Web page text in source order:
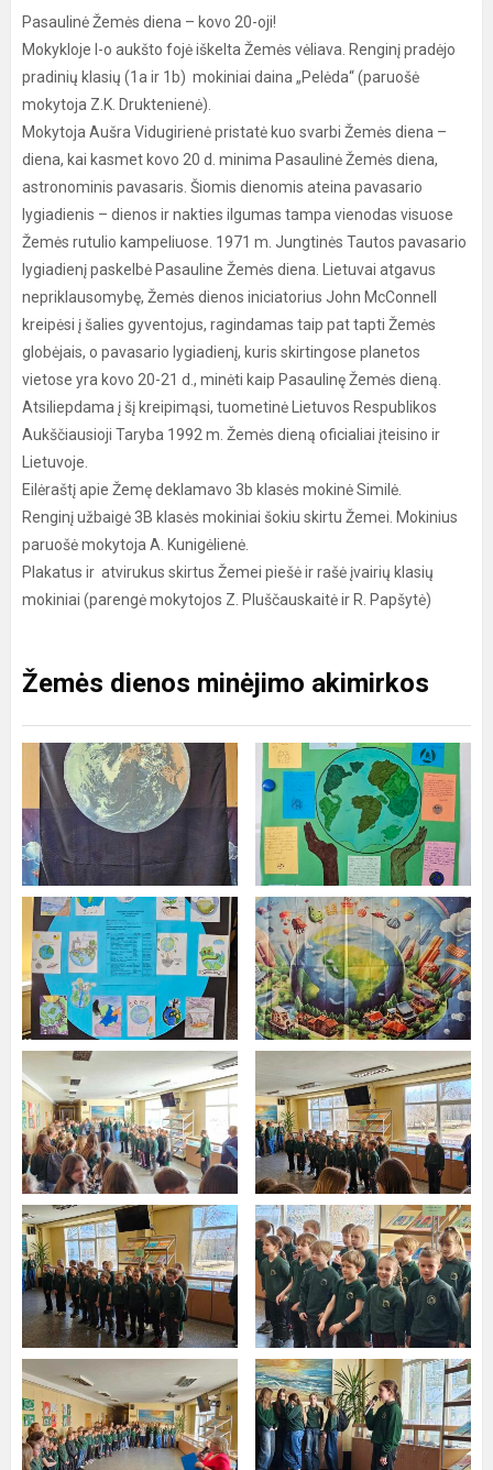
Pasaulinė Žemės diena – kovo 20-oji!
Mokykloje I-o aukšto fojė iškelta Žemės vėliava. Renginį pradėjo
pradinių klasių (1a ir 1b) mokiniai daina „Pelėda“ (paruošė
mokytoja Z.K. Druktenienė).
Mokytoja Aušra Vidugirienė pristatė kuo svarbi Žemės diena –
diena, kai kasmet kovo 20 d. minima Pasaulinė Žemės diena,
astronominis pavasaris. Šiomis dienomis ateina pavasario
lygiadienis – dienos ir nakties ilgumas tampa vienodas visuose
Žemės rutulio kampeliuose. 1971 m. Jungtinės Tautos pavasario
lygiadienį paskelbė Pasauline Žemės diena. Lietuvai atgavus
nepriklausomybę, Žemės dienos iniciatorius John McConnell
kreipėsi į šalies gyventojus, ragindamas taip pat tapti Žemės
globėjais, o pavasario lygiadienį, kuris skirtingose planetos
vietose yra kovo 20-21 d., minėti kaip Pasaulinę Žemės dieną.
Atsiliepdama į šį kreipimąsi, tuometinė Lietuvos Respublikos
Aukščiausioji Taryba 1992 m. Žemės dieną oficialiai įteisino ir
Lietuvoje.
Eilėraštį apie Žemę deklamavo 3b klasės mokinė Similė.
Renginį užbaigė 3B klasės mokiniai šokiu skirtu Žemei. Mokinius
paruošė mokytoja A. Kunigėlienė.
Plakatus ir atvirukus skirtus Žemei piešė ir rašė įvairių klasių
mokiniai (parengė mokytojos Z. Pluščauskaitė ir R. Papšytė)
Žemės dienos minėjimo akimirkos